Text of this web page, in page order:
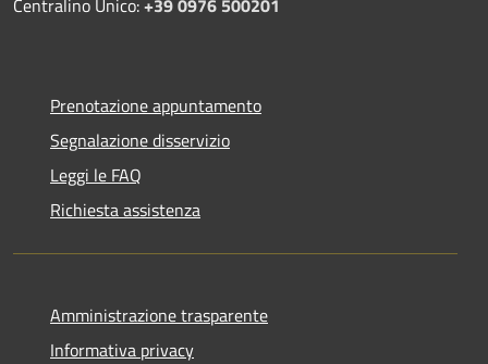
Centralino Unico:+39 0976 500201
Prenotazione appuntamento
Segnalazione disservizio
Leggi le FAQ
Richiesta assistenza
Amministrazione trasparente
Informativa privacy